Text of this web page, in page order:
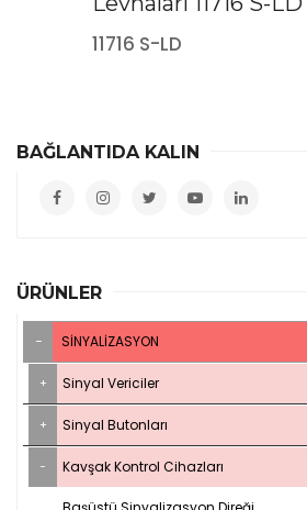
11716 S-LD
BAĞLANTIDA KALIN
ÜRÜNLER
SINYALIZASYON
Sinyal Vericiler
Sinyal Butonları
Kavşak Kontrol Cihazları